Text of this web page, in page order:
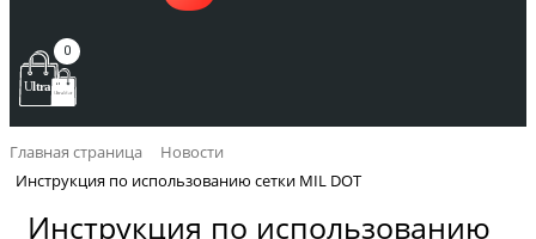
0
Главная страница
Новости
Инструкция по использованию сетки MIL DOT
Инструкция по использованию